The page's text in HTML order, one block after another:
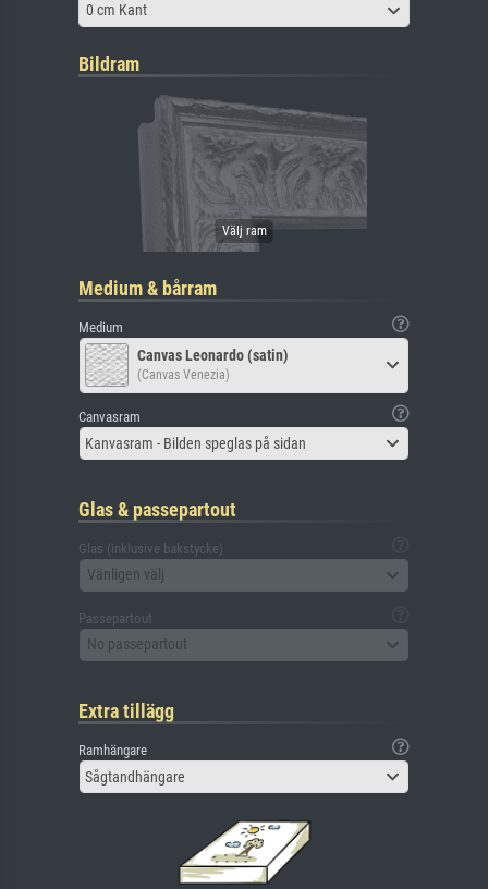
0 cm Kant
Bildram
Medium & bårram
Medium
Canvas Leonardo (satin)
(Canvas Venezia)
Canvasram
Kanvasram - Bilden speglas på sidan
Glas & passepartout
Glas (inklusive bakstycke)
Vänligen välj
Passepartout
No passepartout
Extra tillägg
Ramhängare
Sågtandhängare